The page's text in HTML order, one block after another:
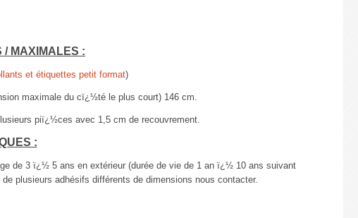
/ MAXIMALES :
et étiquettes petit format)
maximale du cï¿½té le plus court) 146 cm.
piï¿½ces avec 1,5 cm de recouvrement.
:
de 3 ï¿½ 5 ans en extérieur (durée de vie de 1 an ï¿½ 10 ans suivant
plusieurs adhésifs différents de dimensions nous contacter.